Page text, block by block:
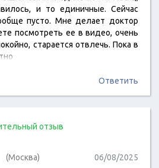
и то единичные. Сейчас
пусто. Мне делает доктор
посмотреть ее в видео, очень
старается отвлечь. Пока в
Ответить
отзыв
(Москва) 06/08/2025